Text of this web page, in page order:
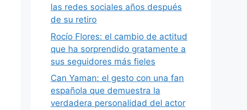
las redes sociales años después
de su retiro
Rocío Flores: el cambio de actitud
que ha sorprendido gratamente a
sus seguidores más fieles
Can Yaman: el gesto con una fan
española que demuestra la
verdadera personalidad del actor